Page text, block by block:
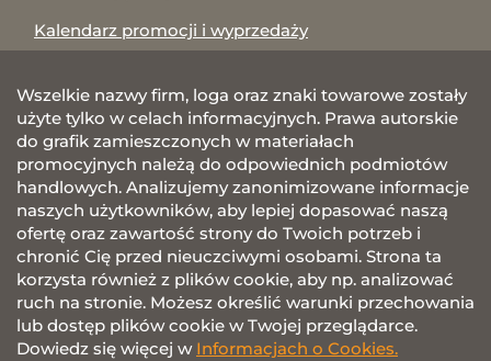
Kalendarz promocji i wyprzedaży
Wszelkie nazwy firm, loga oraz znaki towarowe zostały
użyte tylko w celach informacyjnych. Prawa autorskie
do grafik zamieszczonych w materiałach
promocyjnych należą do odpowiednich podmiotów
handlowych. Analizujemy zanonimizowane informacje
naszych użytkowników, aby lepiej dopasować naszą
ofertę oraz zawartość strony do Twoich potrzeb i
chronić Cię przed nieuczciwymi osobami. Strona ta
korzysta również z plików cookie, aby np. analizować
ruch na stronie. Możesz określić warunki przechowania
lub dostęp plików cookie w Twojej przeglądarce.
Dowiedz się więcej w Informacjach o Cookies.